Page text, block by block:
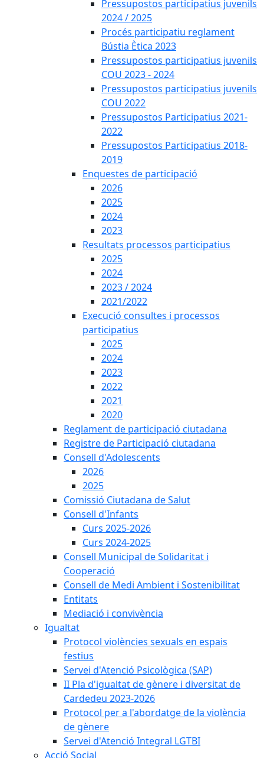
Pressupostos participatius juvenils
2024 / 2025
Procés participatiu reglament
Bústia Ètica 2023
Pressupostos participatius juvenils
COU 2023 - 2024
Pressupostos participatius juvenils
COU 2022
Pressupostos Participatius 2021-
2022
Pressupostos Participatius 2018-
2019
Enquestes de participació
2026
2025
2024
2023
Resultats processos participatius
2025
2024
2023 / 2024
2021/2022
Execució consultes i processos
participatius
2025
2024
2023
2022
2021
2020
Reglament de participació ciutadana
Registre de Participació ciutadana
Consell d'Adolescents
2026
2025
Comissió Ciutadana de Salut
Consell d'Infants
Curs 2025-2026
Curs 2024-2025
Consell Municipal de Solidaritat i
Cooperació
Consell de Medi Ambient i Sostenibilitat
Entitats
Mediació i convivència
Igualtat
Protocol violències sexuals en espais
festius
Servei d'Atenció Psicològica (SAP)
II Pla d'igualtat de gènere i diversitat de
Cardedeu 2023-2026
Protocol per a l'abordatge de la violència
de gènere
Servei d'Atenció Integral LGTBI
Acció Social